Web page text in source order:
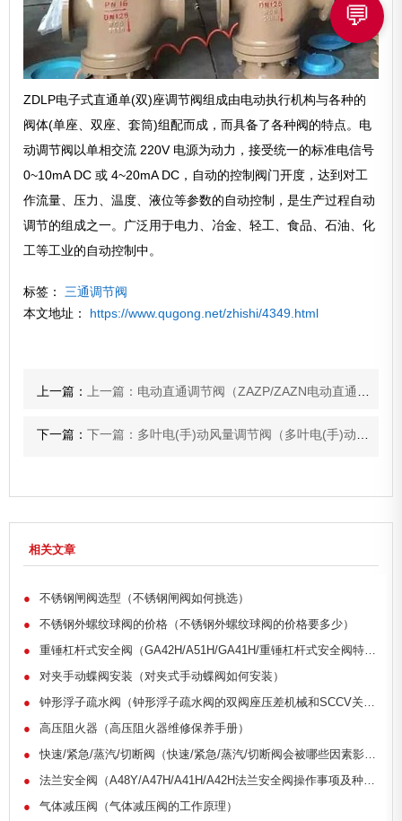
ZDLP电子式直通单(双)座调节阀组成由电动执行机构与各种的
阀体(单座、双座、套筒)组配而成，而具备了各种阀的特点。电
动调节阀以单相交流 220V 电源为动力，接受统一的标准电信号
0~10mA DC 或 4~20mA DC，自动的控制阀门开度，达到对工
作流量、压力、温度、液位等参数的自动控制，是生产过程自动
调节的组成之一。广泛用于电力、冶金、轻工、食品、石油、化
工等工业的自动控制中。
标签： 三通调节阀
本文地址： https://www.qugong.net/zhishi/4349.html
上一篇： 上一篇：电动直通调节阀（ZAZP/ZAZN电动直通调节阀有何特点）
下一篇：下一篇：多叶电(手)动风量调节阀（多叶电(手)动风量调节阀适用范围及安装）
相关文章
●
不锈钢闸阀选型（不锈钢闸阀如何挑选）
●
不锈钢外螺纹球阀的价格（不锈钢外螺纹球阀的价格要多少）
●
重锤杠杆式安全阀（GA42H/A51H/GA41H/重锤杠杆式安全阀特点说明）
●
对夹手动蝶阀安装（对夹式手动蝶阀如何安装）
●
钟形浮子疏水阀（钟形浮子疏水阀的双阀座压差机械和SCCV关闭方式）
●
高压阻火器（高压阻火器维修保养手册）
●
快速/紧急/蒸汽/切断阀（快速/紧急/蒸汽/切断阀会被哪些因素影响）
●
法兰安全阀（A48Y/A47H/A41H/A42H法兰安全阀操作事项及种类）
●
气体减压阀（气体减压阀的工作原理）
💬